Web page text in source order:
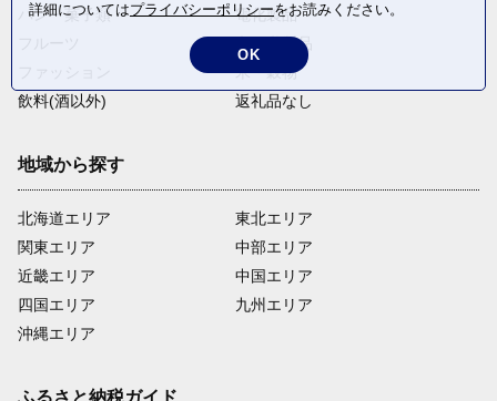
パン・菓子類
電化製品
卵・乳製品
米・穀物
飲料(酒以外)
返礼品なし
地域から探す
北海道エリア
関東エリア
近畿エリア
四国エリア
沖縄エリア
東北エリア
中部エリア
中国エリア
九州エリア
ふるさと納税ガイド
詳細についてはプライバシーポリシーをお読みください。
OK